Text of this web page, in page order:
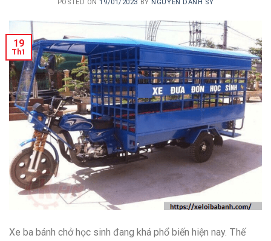
POSTED ON19/01/2023 BY NGUYỄN DANH SỸ
19
Th1
Xe ba bánh chở học sinh đang khá phổ biến hiện nay. Thế